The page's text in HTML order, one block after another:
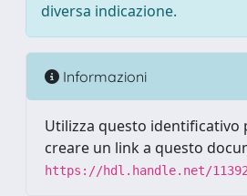
diversa indicazione.
Informazioni
Utilizza questo identificativo
creare un link a questo
https://hdl.handle.net/